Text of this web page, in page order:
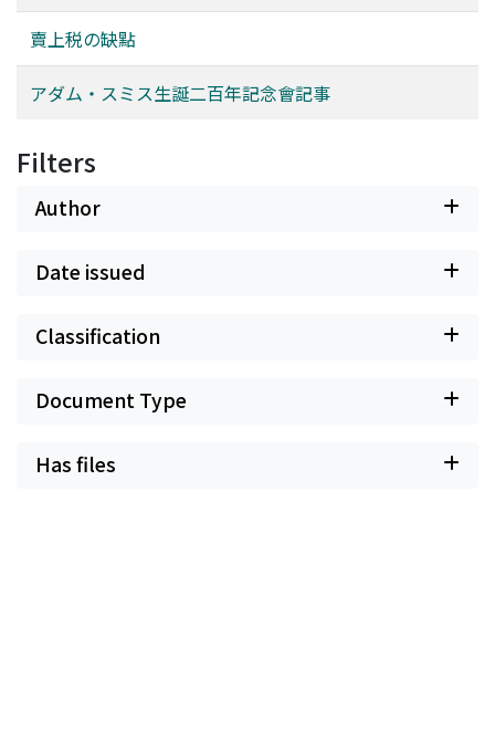
賣上税の缺點
アダム・スミス生誕二百年記念會記事
Filters
Author
Date issued
Classification
Document Type
Has files